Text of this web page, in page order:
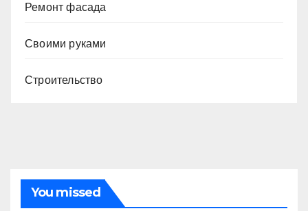
Ремонт фасада
Своими руками
Строительство
You missed